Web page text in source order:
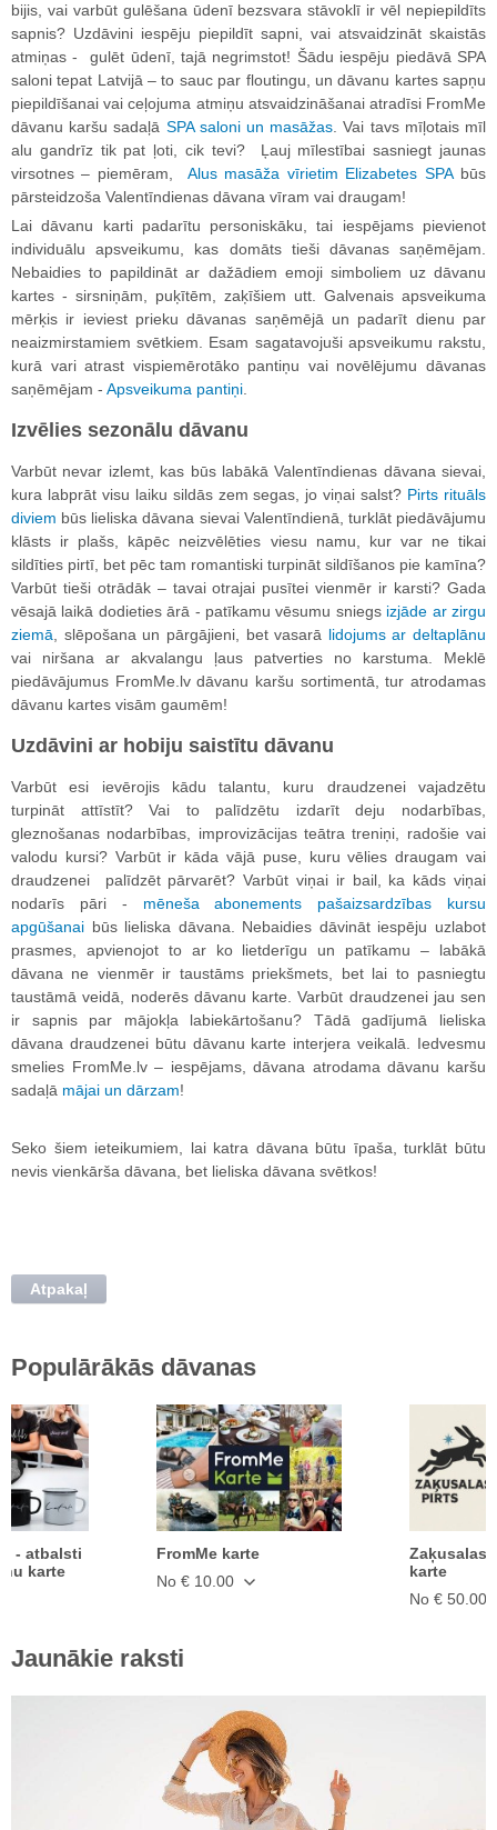
bijis, vai varbūt gulēšana ūdenī bezsvara stāvoklī ir vēl nepiepildīts
sapnis? Uzdāvini iespēju piepildīt sapni, vai atsvaidzināt skaistās
atmiņas - gulēt ūdenī, tajā negrimstot! Šādu iespēju piedāvā SPA
saloni tepat Latvijā – to sauc par floutingu, un dāvanu kartes sapņu
piepildīšanai vai ceļojuma atmiņu atsvaidzināšanai atradīsi FromMe
dāvanu karšu sadaļā SPA saloni un masāžas. Vai tavs mīļotais mīl
alu gandrīz tik pat ļoti, cik tevi? Ļauj mīlestībai sasniegt jaunas
virsotnes – piemēram, Alus masāža vīrietim Elizabetes SPAbūs
pārsteidzoša Valentīndienas dāvana vīram vai draugam!
Lai dāvanu karti padarītu personiskāku, tai iespējams pievienot
individuālu apsveikumu, kas domāts tieši dāvanas saņēmējam.
Nebaidies to papildināt ar dažādiem emoji simboliem uz dāvanu
kartes - sirsniņām, puķītēm, zaķīšiem utt. Galvenais apsveikuma
mērķis ir ieviest prieku dāvanas saņēmējā un padarīt dienu par
neaizmirstamiem svētkiem. Esam sagatavojuši apsveikumu rakstu,
kurā vari atrast vispiemērotāko pantiņu vai novēlējumu dāvanas
saņēmējam - Apsveikuma pantiņi.
Izvēlies sezonālu dāvanu
Varbūt nevar izlemt, kas būs labākā Valentīndienas dāvana sievai,
kura labprāt visu laiku sildās zem segas, jo viņai salst? Pirts rituāls
diviem būs lieliska dāvana sievai Valentīndienā, turklāt piedāvājumu
klāsts ir plašs, kāpēc neizvēlēties viesu namu, kur var ne tikai
sildīties pirtī, bet pēc tam romantiski turpināt sildīšanos pie kamīna?
Varbūt tieši otrādāk – tavai otrajai pusītei vienmēr ir karsti? Gada
vēsajā laikā dodieties ārā - patīkamu vēsumu sniegsizjāde ar zirgu
ziemā, slēpošana un pārgājieni, bet vasarā lidojums ar deltaplānu
vai niršana ar akvalangu ļaus patverties no karstuma. Meklē
piedāvājumus FromMe.lv dāvanu karšu sortimentā, tur atrodamas
dāvanu kartes visām gaumēm!
Uzdāvini ar hobiju saistītu dāvanu
Varbūt esi ievērojis kādu talantu, kuru draudzenei vajadzētu
turpināt attīstīt? Vai to palīdzētu izdarīt deju nodarbības,
gleznošanas nodarbības, improvizācijas teātra treniņi, radošie vai
valodu kursi? Varbūt ir kāda vājā puse, kuru vēlies draugam vai
draudzenei palīdzēt pārvarēt? Varbūt viņai ir bail, ka kāds viņai
nodarīs pāri - mēneša abonements pašaizsardzības kursu
apgūšanai būs lieliska dāvana. Nebaidies dāvināt iespēju uzlabot
prasmes, apvienojot to ar ko lietderīgu un patīkamu – labākā
dāvana ne vienmēr ir taustāms priekšmets, bet lai to pasniegtu
taustāmā veidā, noderēs dāvanu karte. Varbūt draudzenei jau sen
ir sapnis par mājokļa labiekārtošanu? Tādā gadījumā lieliska
dāvana draudzenei būtu dāvanu karte interjera veikalā. Iedvesmu
smelies FromMe.lv – iespējams, dāvana atrodama dāvanu karšu
sadaļā mājai un dārzam!
Seko šiem ieteikumiem, lai katra dāvana būtu īpaša, turklāt būtu
nevis vienkārša dāvana, bet lieliska dāvana svētkos!
Atpakaļ
Populārākās dāvanas
- atbalsti
karte
FromMe karte
No € 10.00
Zaķusalas
karte
No € 50.00
Jaunākie raksti